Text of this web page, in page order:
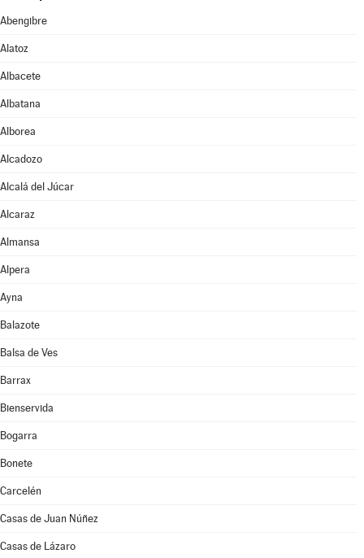
Abengibre
Alatoz
Albacete
Albatana
Alborea
Alcadozo
Alcalá del Júcar
Alcaraz
Almansa
Alpera
Ayna
Balazote
Balsa de Ves
Barrax
Bienservida
Bogarra
Bonete
Carcelén
Casas de Juan Núñez
Casas de Lázaro